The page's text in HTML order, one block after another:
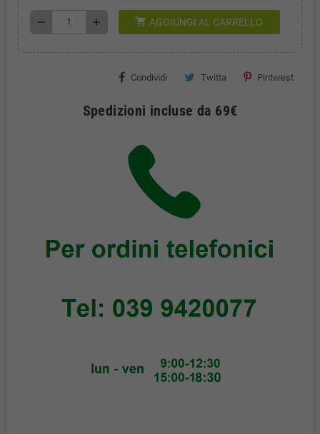
remove add shopping_cart AGGIUNGI AL CARRELLO
Condividi Twitta Pinterest
Spedizioni incluse da 69€